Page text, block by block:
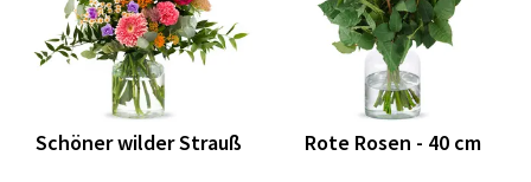
Schöner wilder Strauß Rote Rosen - 40 cm